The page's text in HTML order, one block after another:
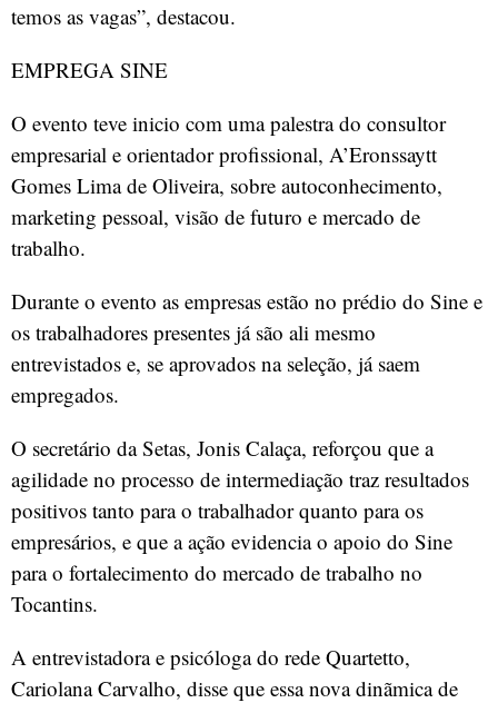
temos as vagas”, destacou.
EMPREGA SINE
O evento teve inicio com uma palestra do consultor
empresarial e orientador profissional, A’Eronssaytt
Gomes Lima de Oliveira, sobre autoconhecimento,
marketing pessoal, visão de futuro e mercado de
trabalho.
Durante o evento as empresas estão no prédio do Sine e
os trabalhadores presentes já são ali mesmo
entrevistados e, se aprovados na seleção, já saem
empregados.
O secretário da Setas, Jonis Calaça, reforçou que a
agilidade no processo de intermediação traz resultados
positivos tanto para o trabalhador quanto para os
empresários, e que a ação evidencia o apoio do Sine
para o fortalecimento do mercado de trabalho no
Tocantins.
A entrevistadora e psicóloga do rede Quartetto,
Cariolana Carvalho, disse que essa nova dinãmica de